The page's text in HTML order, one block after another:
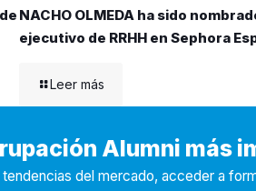
NACHO OLMEDA ha sido
ejecutivo de RRHH en Sephora
Leer más
Alumni más
del mercado, acceder a